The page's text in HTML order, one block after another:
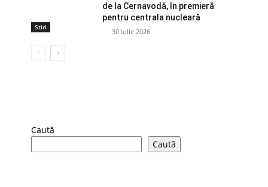
Stiri
de la Cernavodă, în premieră
pentru centrala nucleară
30 iulie 2026
Caută
Caută